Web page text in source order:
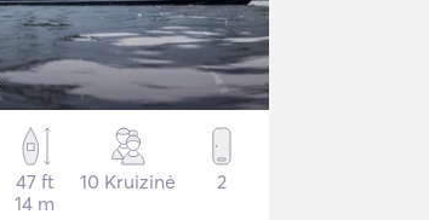
47 ft
14 m
10 Kruizinė 2